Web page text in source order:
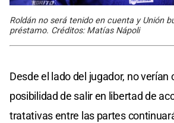
Roldán no será tenido en cuenta y Unión
préstamo. Créditos: Matías Nápoli
Desde el lado del jugador, no verían
posibilidad de salir en libertad de
tratativas entre las partes